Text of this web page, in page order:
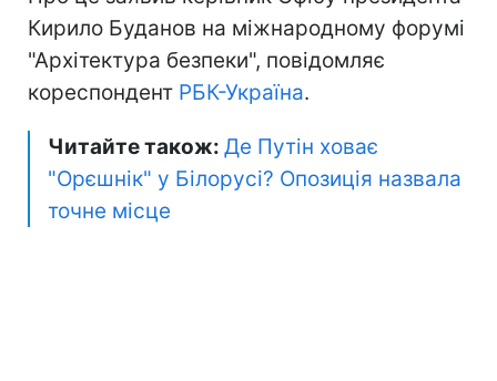
Кирило Буданов на міжнародному форумі
"Архітектура безпеки", повідомляє
кореспондент РБК-Україна.
Читайте також: Де Путін ховає
"Орєшнік" у Білорусі? Опозиція назвала
точне місце